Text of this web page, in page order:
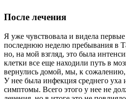
После лечения
Я уже чувствовала и видела
последнюю неделю пребывания в
но, на мой взгляд, это была
клетки все еще находили путь в
вернулись домой, мы, к
У нее была инфекция среднего уха
симптомы. Всего этого у нее не